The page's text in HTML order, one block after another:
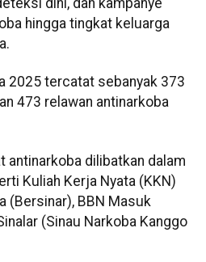
dini, dan kampanye
hingga tingkat keluarga
2025 tercatat sebanyak 373
473 relawan antinarkoba
antinarkoba dilibatkan dalam
Kuliah Kerja Nyata (KKN)
(Bersinar), BBN Masuk
(Sinau Narkoba Kanggo